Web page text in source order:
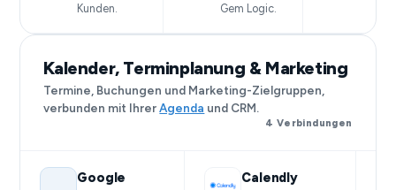
Kunden.
Gem Logic.
Kalender, Terminplanung & Marketing
Termine, Buchungen und Marketing-Zielgruppen,
verbunden mit IhrerAgenda und CRM.
4 Verbindungen
Google
Calendly